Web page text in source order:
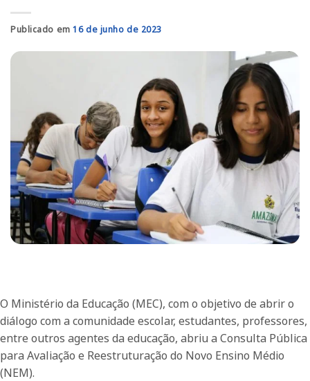
Publicado em16 de junho de 2023
O Ministério da Educação (MEC), com o objetivo de abrir o
diálogo com a comunidade escolar, estudantes, professores,
entre outros agentes da educação, abriu a Consulta Pública
para Avaliação e Reestruturação do Novo Ensino Médio
(NEM).